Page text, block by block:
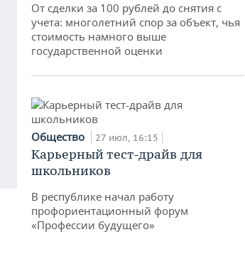
От сделки за 100 рублей до снятия с
учета: многолетний спор за объект, чья
стоимость намного выше
государственной оценки
Общество 27 июл, 16:15
Карьерный тест-драйв для
школьников
В республике начал работу
профориентационный форум
«Профессии будущего»